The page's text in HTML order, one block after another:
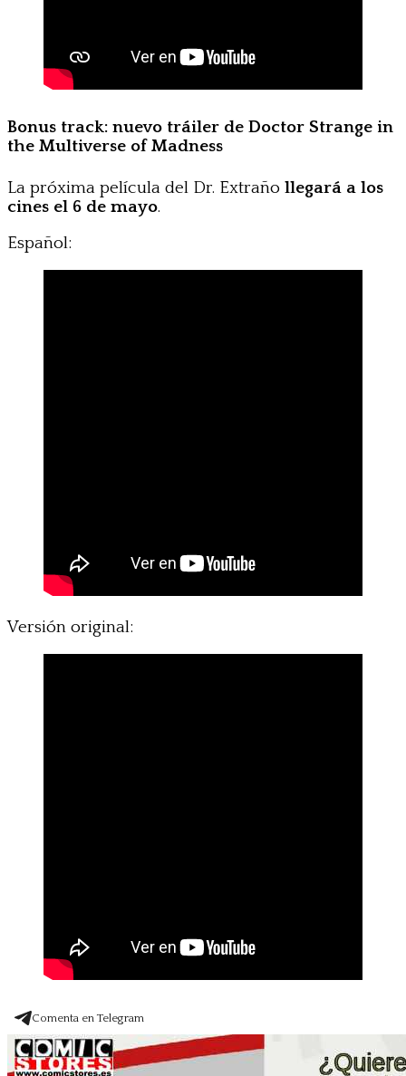
Bonus track: nuevo tráiler de Doctor Strange in
the Multiverse of Madness
La próxima película del Dr. Extraño llegará a los
cines el 6 de mayo.
Español:
Versión original:
Comenta en Telegram